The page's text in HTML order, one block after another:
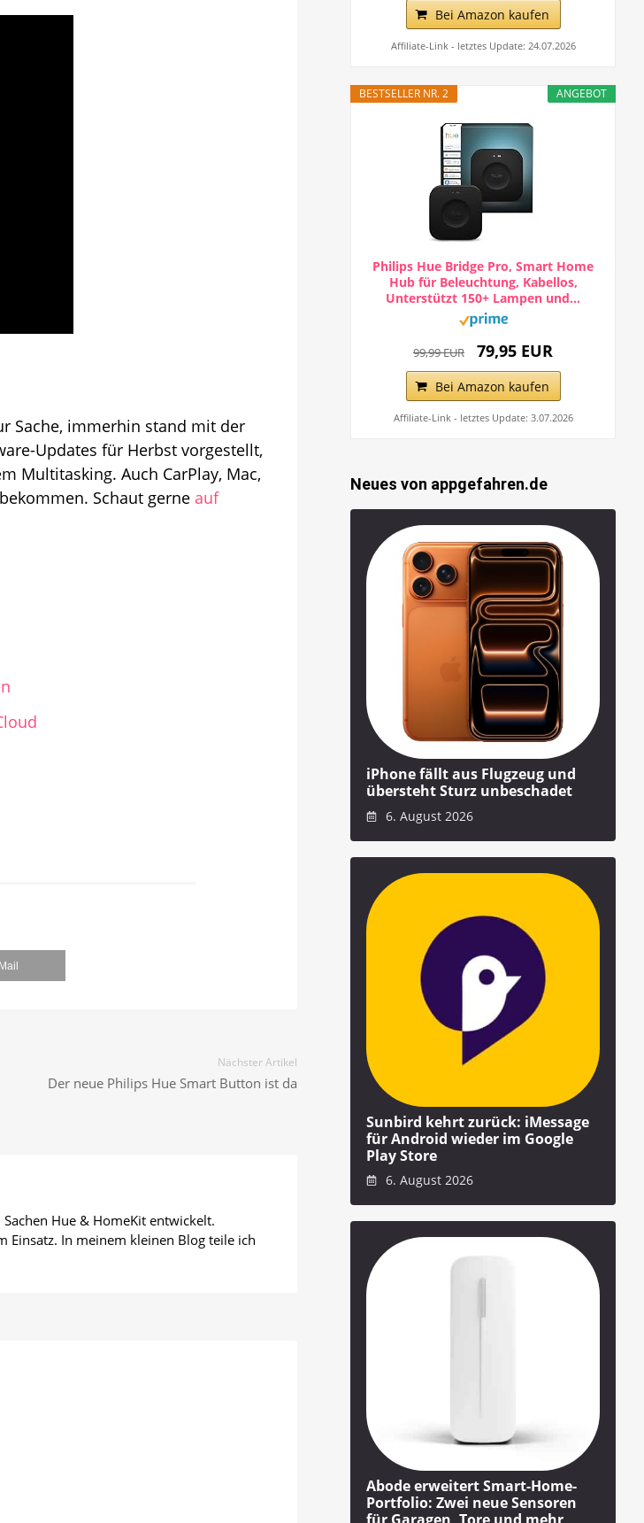
Sache, immerhin stand mit der
Updates für Herbst vorgestellt,
Multitasking. Auch CarPlay, Mac,
Schaut gerne auf
Nächster Artikel
Der neue Philips Hue Smart Button ist da
Hue & HomeKit entwickelt.
Einsatz. In meinem kleinen Blog teile ich
Bei Amazon kaufen
Affiliate-Link - letztes Update: 24.07.2026
ANGEBOT
BESTSELLER NR. 2
Philips Hue Bridge Pro, Smart Home
Hub für Beleuchtung, Kabellos,
Unterstützt 150+ Lampen und...
99,99 EUR 79,95 EUR
Bei Amazon kaufen
Affiliate-Link - letztes Update: 3.07.2026
Neues von appgefahren.de
iPhone fällt aus Flugzeug und
übersteht Sturz unbeschadet
6. August 2026
Sunbird kehrt zurück: iMessage
für Android wieder im Google
Play Store
6. August 2026
Abode erweitert Smart-Home-
Portfolio: Zwei neue Sensoren